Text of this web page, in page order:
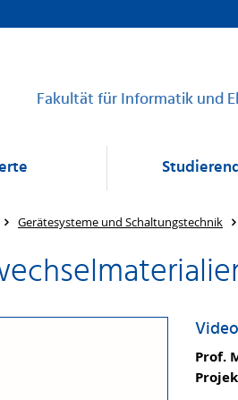
Fakultät für Informatik und
Gerätesysteme und Schaltungstechnik
Prof.